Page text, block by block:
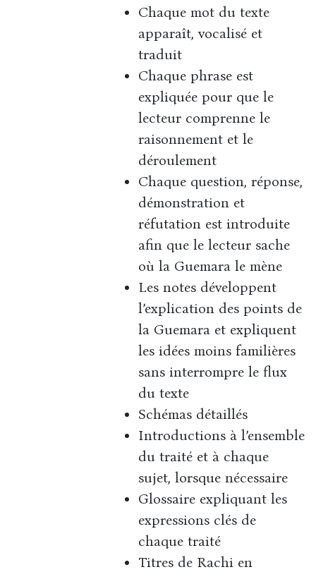
Chaque mot du texte
apparaît, vocalisé et
traduit
Chaque phrase est
expliquée pour que le
lecteur comprenne le
raisonnement et le
déroulement
Chaque question, réponse,
démonstration et
réfutation est introduite
afin que le lecteur sache
où la Guemara le mène
Les notes développent
l’explication des points de
la Guemara et expliquent
les idées moins familières
sans interrompre le flux
du texte
Schémas détaillés
Introductions à l’ensemble
du traité et à chaque
sujet, lorsque nécessaire
Glossaire expliquant les
expressions clés de
chaque traité
Titres de Rachi en